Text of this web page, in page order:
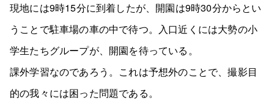
現地には9時15分に到着したが、開園は9時30分からとい
うことで駐車場の車の中で待つ。入口近くには大勢の小
学生たちグループが、開園を待っている。
課外学習なのであろう。これは予想外のことで、撮影目
的の我々には困った問題である。